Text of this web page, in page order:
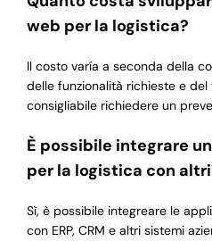
web per la logistica?
Il costo varía a seconda della
delle funzionalità richieste e
consigliabile richiedere un
È possibile integrare
per la logistica con
Sì, è possibile integreare le
con ERP, CRM e altri sistemi